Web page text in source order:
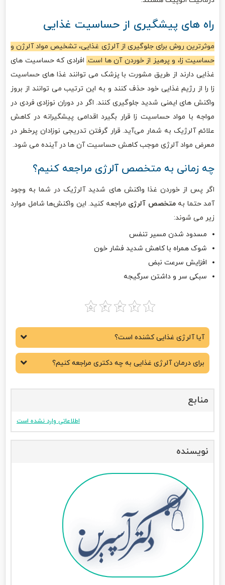
راه‌ های پیشگیری از حساسیت غذایی
موثرترین روش برای جلوگیری از آلرژی غذایی، تشخیص مواد آلرژن و
حساسیت زا، و پرهیز از خوردن آن ‌ها است. افرادی که حساسیت‌ های
غذایی دارند از طریق مشورت با پزشک می‌ توانند غذا های حساسیت‌
زا را از رژیم غذایی خود حذف کنند و به این ترتیب می‌ توانند از بروز
واکنش‌ های ایمنی‌ شدید جلوگیری کنند. اگر در دوران نوزادی فردی در
مواجه با مواد حساسیت زا قرار بگیرد اقدامی پیشگیرانه در کاهش
علائم آلرژیک به شمار می‌آید. قرار گرفتن تدریجی نوزادان پرخطر در
معرض مواد آلرژی موجب کاهش حساسیت آن ‌ها در آینده می ‌شود.
چه زمانی به متخصص آلرژی مراجعه کنیم؟
اگر پس از خوردن غذا واکنش‌ های شدید آلرژیک در شما به وجود
آمد حتما بهمتخصص آلرژی مراجعه کنید. این واکنش‌ها شامل موارد
زیر می‌ شوند:
مسدود شدن مسیر تنفس
شوک همراه با کاهش شدید فشار خون
افزایش سرعت نبض
سبکی سر و داشتن سرگیجه
آیا آلرژی غذایی کشنده‌ است؟
برای درمان آلرژی غذایی به چه دکتری مراجعه کنیم؟
منابع
اطلاعاتی وارد نشده است
نویسنده